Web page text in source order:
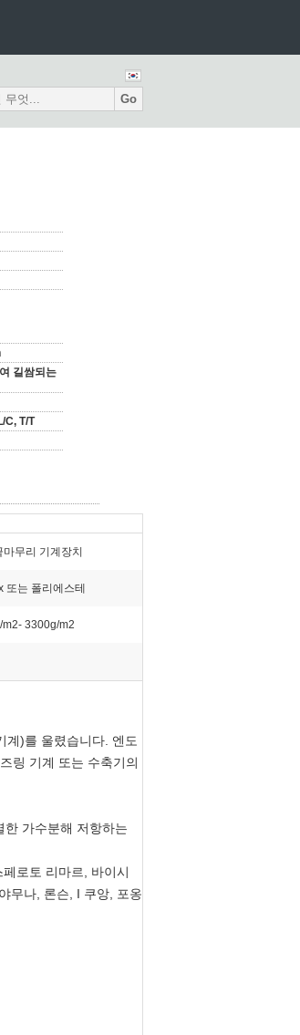
Go
길쌈되는
C, T/T
마무리 기계장치
또는 폴리에스테
3300g/m2
계)를 울렸습니다. 엔도
링 기계 또는 수축기의
가수분해 저항하는
로토 리마르, 바이시
무나, 론슨, I 쿠앙, 포옹